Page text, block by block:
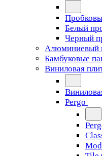
Белый
Черный
Алюминиевый
Бамбуковые
Виниловая
Pergo